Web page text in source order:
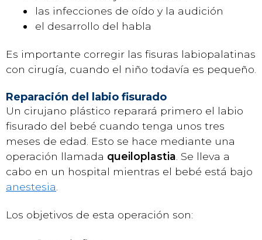
las infecciones de oído y la audición
el desarrollo del habla
Es importante corregir las fisuras labiopalatinas
con cirugía, cuando el niño todavía es pequeño.
Reparación del labio fisurado
Un cirujano plástico reparará primero el labio
fisurado del bebé cuando tenga unos tres
meses de edad. Esto se hace mediante una
operación llamada queiloplastia . Se lleva a
cabo en un hospital mientras el bebé está bajo
anestesia
Los objetivos de esta operación son: